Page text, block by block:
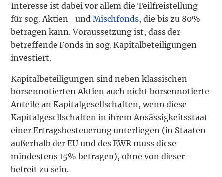
Interesse ist dabei vor allem die Teilfreistellung
für sog. Aktien- undMischfonds, die bis zu 80%
betragen kann. Voraussetzung ist, dass der
betreffende Fonds in sog. Kapitalbeteiligungen
investiert.
Kapitalbeteiligungen sind neben klassischen
börsennotierten Aktien auch nicht börsennotierte
Anteile an Kapitalgesellschaften, wenn diese
Kapitalgesellschaften in ihrem Ansässigkeitsstaat
einer Ertragsbesteuerung unterliegen (in Staaten
außerhalb der EU und des EWR muss diese
mindestens 15% betragen), ohne von dieser
befreit zu sein.